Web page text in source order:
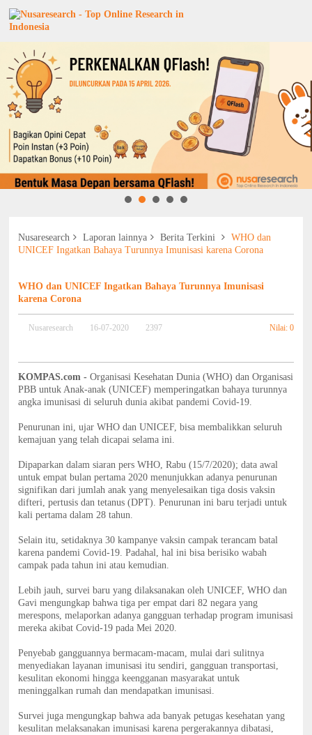
Nusaresearch Laporan lainnya Berita Terkini
WHO dan
UNICEF Ingatkan Bahaya Turunnya Imunisasi karena Corona
WHO dan UNICEF Ingatkan Bahaya Turunnya Imunisasi
karena Corona
Nusaresearch 16-07-2020 2397 Nilai: 0
KOMPAS.com - Organisasi Kesehatan Dunia (WHO) dan Organisasi
PBB untuk Anak-anak (UNICEF) memperingatkan bahaya turunnya
angka imunisasi di seluruh dunia akibat pandemi Covid-19.
Penurunan ini, ujar WHO dan UNICEF, bisa membalikkan seluruh
kemajuan yang telah dicapai selama ini.
Dipaparkan dalam siaran pers WHO, Rabu (15/7/2020); data awal
untuk empat bulan pertama 2020 menunjukkan adanya penurunan
signifikan dari jumlah anak yang menyelesaikan tiga dosis vaksin
difteri, pertusis dan tetanus (DPT). Penurunan ini baru terjadi untuk
kali pertama dalam 28 tahun.
Selain itu, setidaknya 30 kampanye vaksin campak terancam batal
karena pandemi Covid-19. Padahal, hal ini bisa berisiko wabah
campak pada tahun ini atau kemudian.
Lebih jauh, survei baru yang dilaksanakan oleh UNICEF, WHO dan
Gavi mengungkap bahwa tiga per empat dari 82 negara yang
merespons, melaporkan adanya gangguan terhadap program imunisasi
mereka akibat Covid-19 pada Mei 2020.
Penyebab gangguannya bermacam-macam, mulai dari sulitnya
menyediakan layanan imunisasi itu sendiri, gangguan transportasi,
kesulitan ekonomi hingga keengganan masyarakat untuk
meninggalkan rumah dan mendapatkan imunisasi.
Survei juga mengungkap bahwa ada banyak petugas kesehatan yang
kesulitan melaksanakan imunisasi karena pergerakannya dibatasi,